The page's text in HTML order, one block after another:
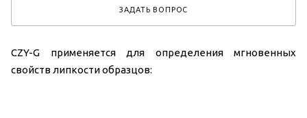
ЗАДАТЬ ВОПРОС
CZY-G применяется для определения мгновенных
свойств липкости образцов: